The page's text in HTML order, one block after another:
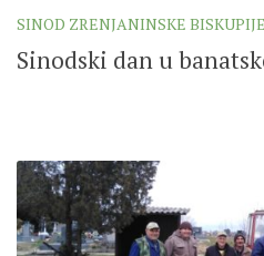
SINODSKI URED
KOORDINACIONA
ZAŠTITA MALOLJETNIKA
SINOD ZRENJANINSKE BISKUPIJE
Sinodski dan u